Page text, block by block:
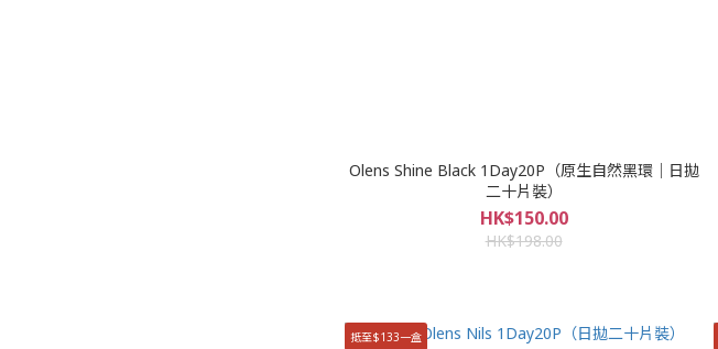
Olens Shine Black 1Day20P（原生自然黑環｜日拋
二十片裝）
HK$150.00
HK$198.00
抵至$133一盒